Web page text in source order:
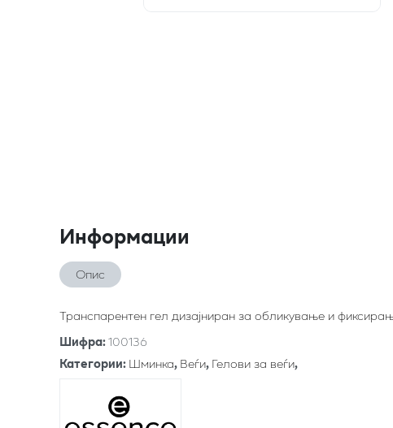
Информации
Опис
Транспарентен гел дизајниран за обликување и
Шифра:100136
Категории:Шминка,Веѓи,Гелови за веѓи,